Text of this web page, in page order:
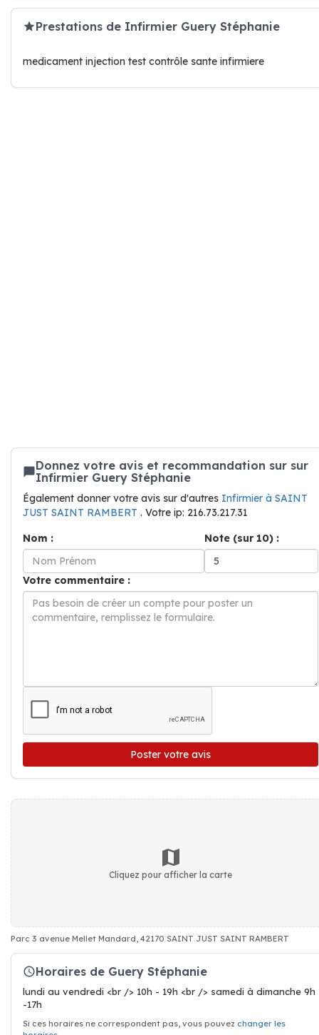
Prestations de Infirmier Guery Stéphanie
medicament injection test contrôle sante infirmiere
Donnez votre avis et recommandation sur sur
Infirmier Guery Stéphanie
Également donner votre avis sur d'autres Infirmier à SAINT
JUST SAINT RAMBERT . Votre ip: 216.73.217.31
Nom :
Note (sur 10) :
Votre commentaire :
Poster votre avis
Cliquez pour afficher la carte
Parc 3 avenue Mellet Mandard, 42170 SAINT JUST SAINT RAMBERT
Horaires de Guery Stéphanie
lundi au vendredi <br /> 10h - 19h <br /> samedi à dimanche 9h
-17h
Si ces horaires ne correspondent pas, vous pouvez changer les